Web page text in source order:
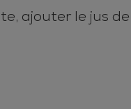
ajouter le jus